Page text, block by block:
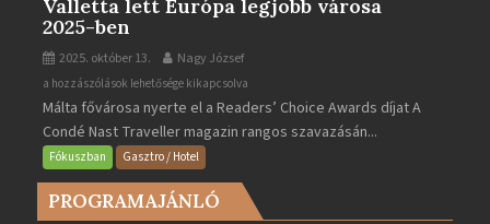
Valletta lett Európa legjobb városa
2025-ben
2025. október 13. Nagy József
Valletta
lett
Európa
legjobb
városa
2025-
a hozzászólások lehetősége kikapcsolva
Málta fővárosa nyerte el a Readers’ Choice Awards díjat A
Condé Nast Traveller magazin rangos szavazásán...
Fókuszban Gasztro / Hotel
PROGRAMAJÁNLÓ